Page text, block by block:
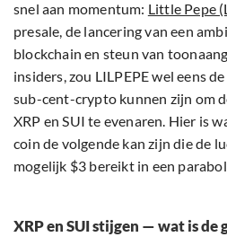
snel aan momentum: Little Pepe
presale, de lancering van een
blockchain en steun van
insiders, zou LILPEPE wel eens
sub-cent-crypto kunnen zijn om
XRP en SUI te evenaren. Hier is
coin de volgende kan zijn die de
mogelijk $3 bereikt in een
XRP en SUI stijgen — wat is de